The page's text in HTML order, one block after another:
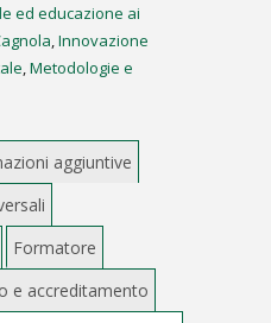
ed educazione ai
,Innovazione
,Metodologie e